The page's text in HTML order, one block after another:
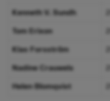
Kenneth V. Sundh
Tom Erixon
Klas Forsström
Nadine Crauwels
Helen Blomqvist